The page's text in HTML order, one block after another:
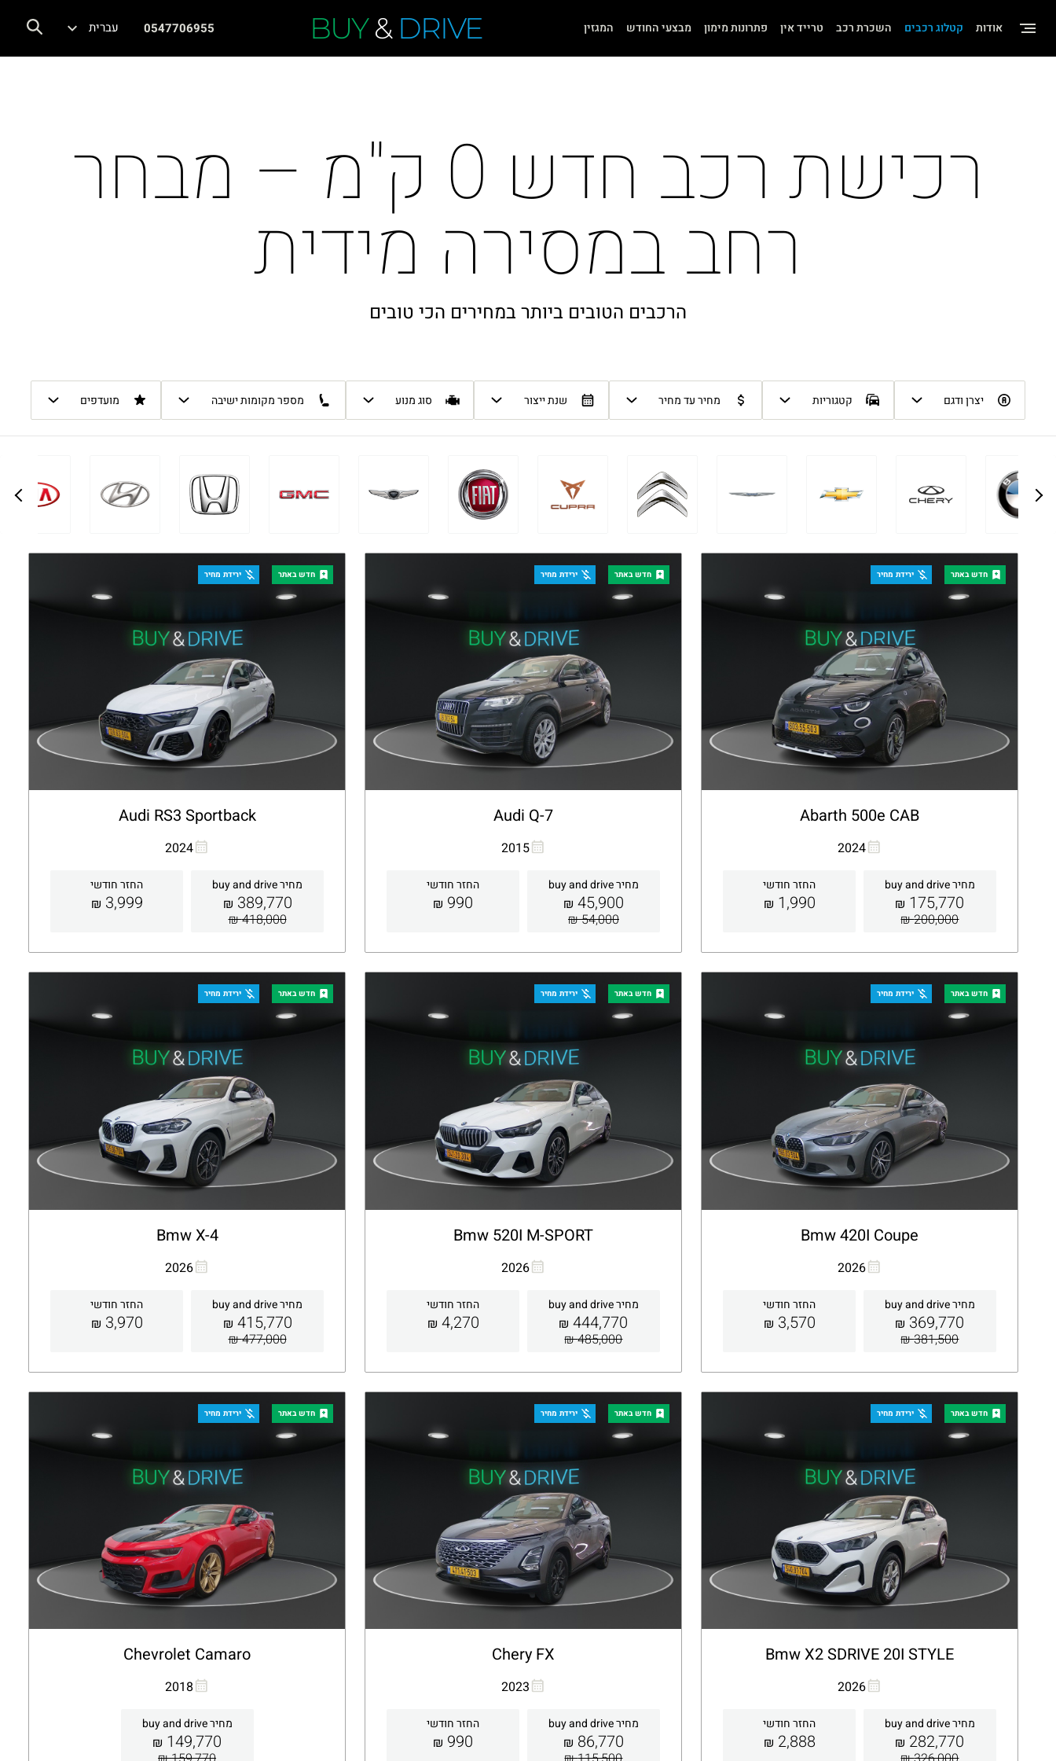
לֵב:
בְּאֲתָר
הָאֲתָר
לְעִוְורִים
הַמִּשְׁתַּמְּשִׁים
בְּתוֹכְנַת
קוֹרֵא־מָסָךְ;
לִפְתִיחַת
אודות קטלוג רכבים השכרת רכב טרייד אין פתרונות מימון מבצעי החודש המגזין BUY & DRIVE
0547706955 עברית
רכישת רכב חדש 0 ק"מ – מבחר
רחב במסירה מידית
הרכבים הטובים ביותר במחירים הכי טובים
יצרן ודגם קטגוריות מחיר עד מחיר שנת ייצור סוג מנוע מספר מקומות ישיבה מועדפים
חדש באתר ירידת מחיר
Abarth 500e CAB
2024
מחיר buy and drive
175,770
₪
200,000 ₪
החזר חודשי
1,990
₪
העתקת קישור Whatsapp
קבלת הצעה
חדש באתר ירידת מחיר
Audi Q-7
2015
מחיר buy and drive
45,900
₪
54,000 ₪
החזר חודשי
990
₪
Whatsapp
קבלת הצעה
חדש באתר ירידת מחיר
Audi RS3 Sportback
2024
מחיר buy and drive
389,770
₪
418,000 ₪
החזר חודשי
3,999
₪
העתקת קישור Whatsapp
קבלת הצעה חדש באתר ירידת מחיר
Bmw 420I Coupe
2026
מחיר buy and drive
369,770
₪
381,500 ₪
החזר חודשי
3,570
₪
העתקת קישור Whatsapp
קבלת הצעה
חדש באתר ירידת מחיר
Bmw 520I M-SPORT
2026
מחיר buy and drive
444,770
₪
485,000 ₪
החזר חודשי
4,270
₪
העתקת קישור Whatsapp
קבלת הצעה
חדש באתר ירידת מחיר
Bmw X-4
2026
מחיר buy and drive
415,770
₪
477,000 ₪
החזר חודשי
3,970
₪
Whatsapp
קבלת הצעה חדש באתר ירידת מחיר
Bmw X2 SDRIVE 20I STYLE
2026
מחיר buy and drive
282,770
₪
החזר חודשי
2,888
₪
העתקת קישור Whatsapp
חדש באתר ירידת מחיר
Chery FX
2023
מחיר buy and drive
86,770
₪
החזר חודשי
990
₪
Whatsapp
חדש באתר ירידת מחיר
Chevrolet Camaro
2018
מחיר buy and drive
149,770
₪
העתקת קישור Whatsapp